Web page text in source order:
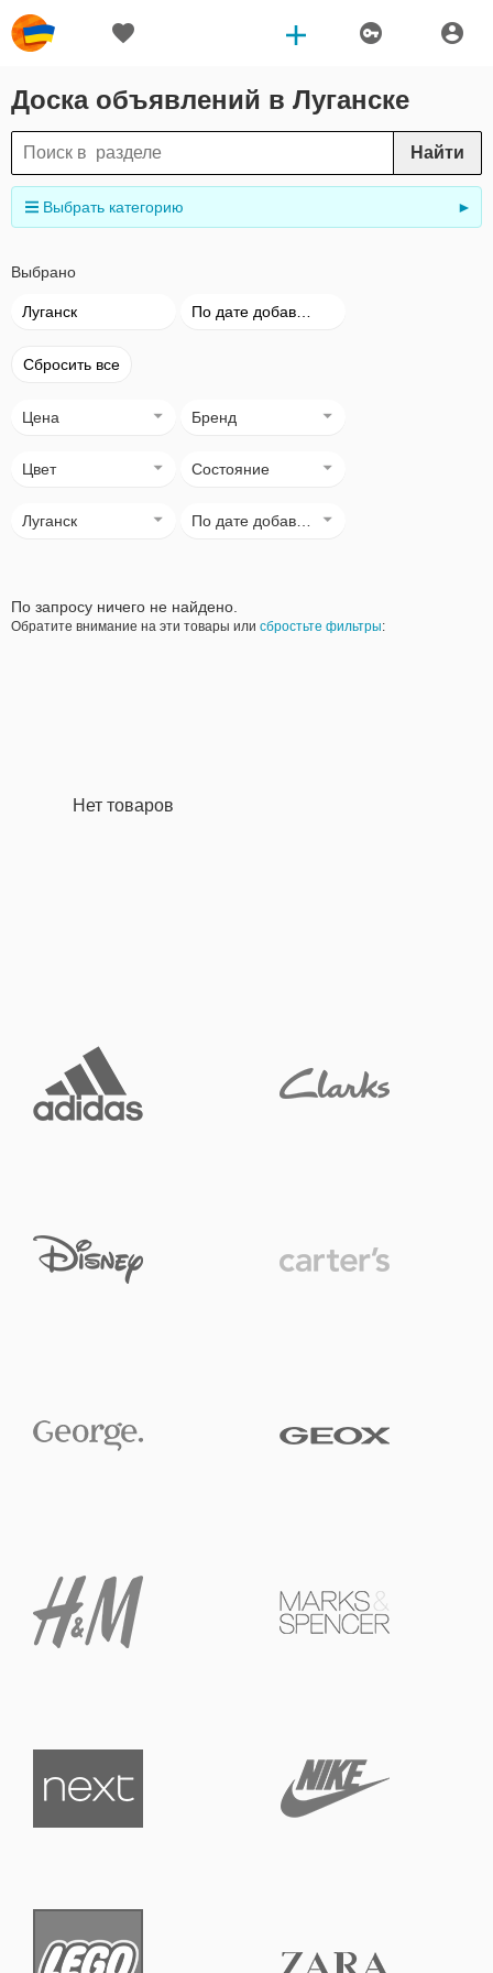
Доска объявлений в Луганске
Найти
Выбрать категорию ►
Выбрано
Луганск
Сбросить все
Цена Бренд
Цвет Состояние
Луганск
По запросу ничего не найдено.
Обратите внимание на эти товары или сбростьте фильтры:
Нет товаров